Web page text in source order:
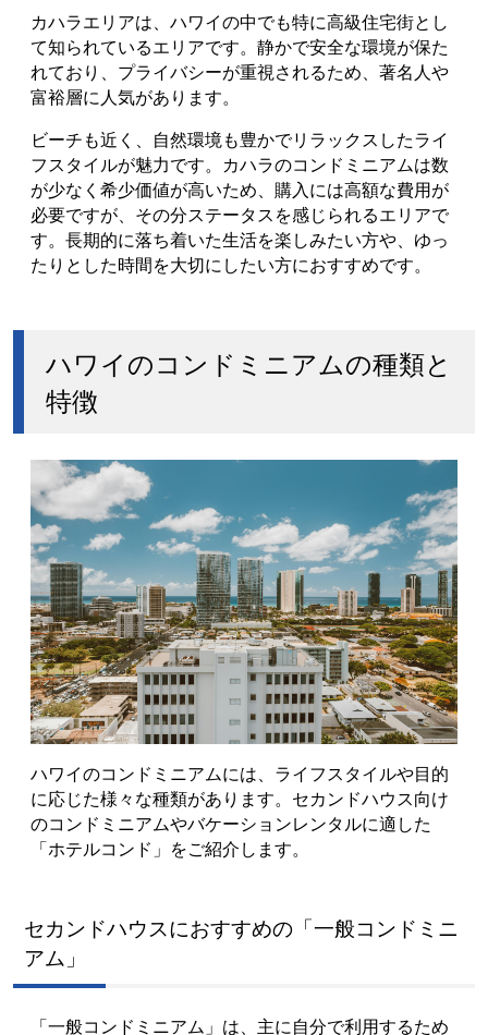
カハラエリアは、ハワイの中でも特に高級住宅街とし
て知られているエリアです。静かで安全な環境が保た
れており、プライバシーが重視されるため、著名人や
富裕層に人気があります。
ビーチも近く、自然環境も豊かでリラックスしたライ
フスタイルが魅力です。カハラのコンドミニアムは数
が少なく希少価値が高いため、購入には高額な費用が
必要ですが、その分ステータスを感じられるエリアで
す。長期的に落ち着いた生活を楽しみたい方や、ゆっ
たりとした時間を大切にしたい方におすすめです。
ハワイのコンドミニアムの種類と
特徴
ハワイのコンドミニアムには、ライフスタイルや目的
に応じた様々な種類があります。セカンドハウス向け
のコンドミニアムやバケーションレンタルに適した
「ホテルコンド」をご紹介します。
セカンドハウスにおすすめの「一般コンドミニ
アム」
「一般コンドミニアム」は、主に自分で利用するため